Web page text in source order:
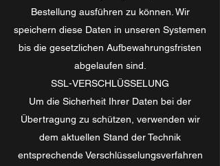
Bestellung ausführen zu können. Wir
speichern diese Daten in unseren Systemen
bis die gesetzlichen Aufbewahrungsfristen
abgelaufen sind.
SSL-VERSCHLÜSSELUNG
Um die Sicherheit Ihrer Daten bei der
Übertragung zu schützen, verwenden wir
dem aktuellen Stand der Technik
entsprechende Verschlüsselungsverfahren